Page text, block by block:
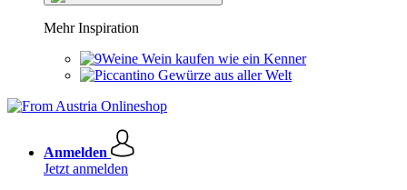
Mehr Inspiration
Wein kaufen wie ein Kenner
Gewürze aus aller Welt
Anmelden
Jetzt anmelden